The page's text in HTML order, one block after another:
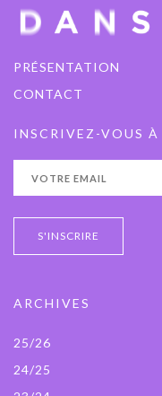
PRÉSENTATION
CONTACT
INSCRIVEZ-VOUS À
ARCHIVES
25/26
24/25